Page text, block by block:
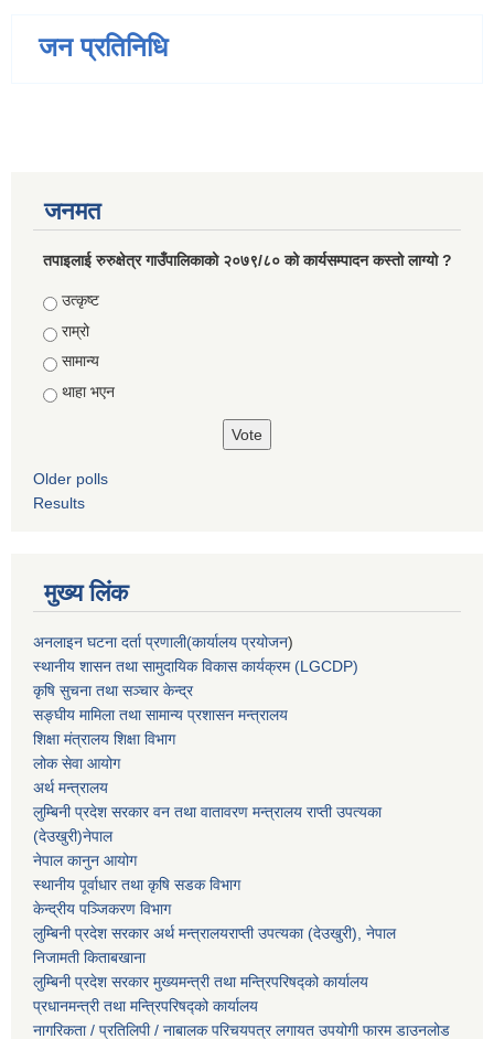
जन प्रतिनिधि
जनमत
तपाइलाई रुरुक्षेत्र गाउँपालिकाको २०७९/८० को कार्यसम्पादन कस्तो लाग्यो ?
Choices
उत्कृष्ट
राम्रो
सामान्य
थाहा भएन
Older polls
Results
मुख्य लिंक
अनलाइन घटना दर्ता प्रणाली(कार्यालय प्रयोजन)
स्थानीय शासन तथा सामुदायिक विकास कार्यक्रम (LGCDP)
कृषि सुचना तथा सञ्चार केन्द्र
सङ्घीय मामिला तथा सामान्य प्रशासन मन्त्रालय
शिक्षा मंत्रालय शिक्षा विभाग
लोक सेवा आयोग
अर्थ मन्त्रालय
लुम्बिनी प्रदेश सरकार वन तथा वातावरण मन्त्रालय राप्ती उपत्यका
(देउखुरी)नेपाल
नेपाल कानुन आयोग
स्थानीय पूर्वाधार तथा कृषि सडक विभाग
केन्द्रीय पञ्जिकरण विभाग
लुम्बिनी प्रदेश सरकार अर्थ मन्त्रालयराप्ती उपत्यका (देउखुरी), नेपाल
निजामती किताबखाना
लुम्बिनी प्रदेश सरकार मुख्यमन्त्री तथा मन्त्रिपरिषद्को कार्यालय
प्रधानमन्त्री तथा मन्त्रिपरिषद्को कार्यालय
नागरिकता / प्रतिलिपी / नाबालक परिचयपत्र लगायत उपयोगी फारम डाउनलोड